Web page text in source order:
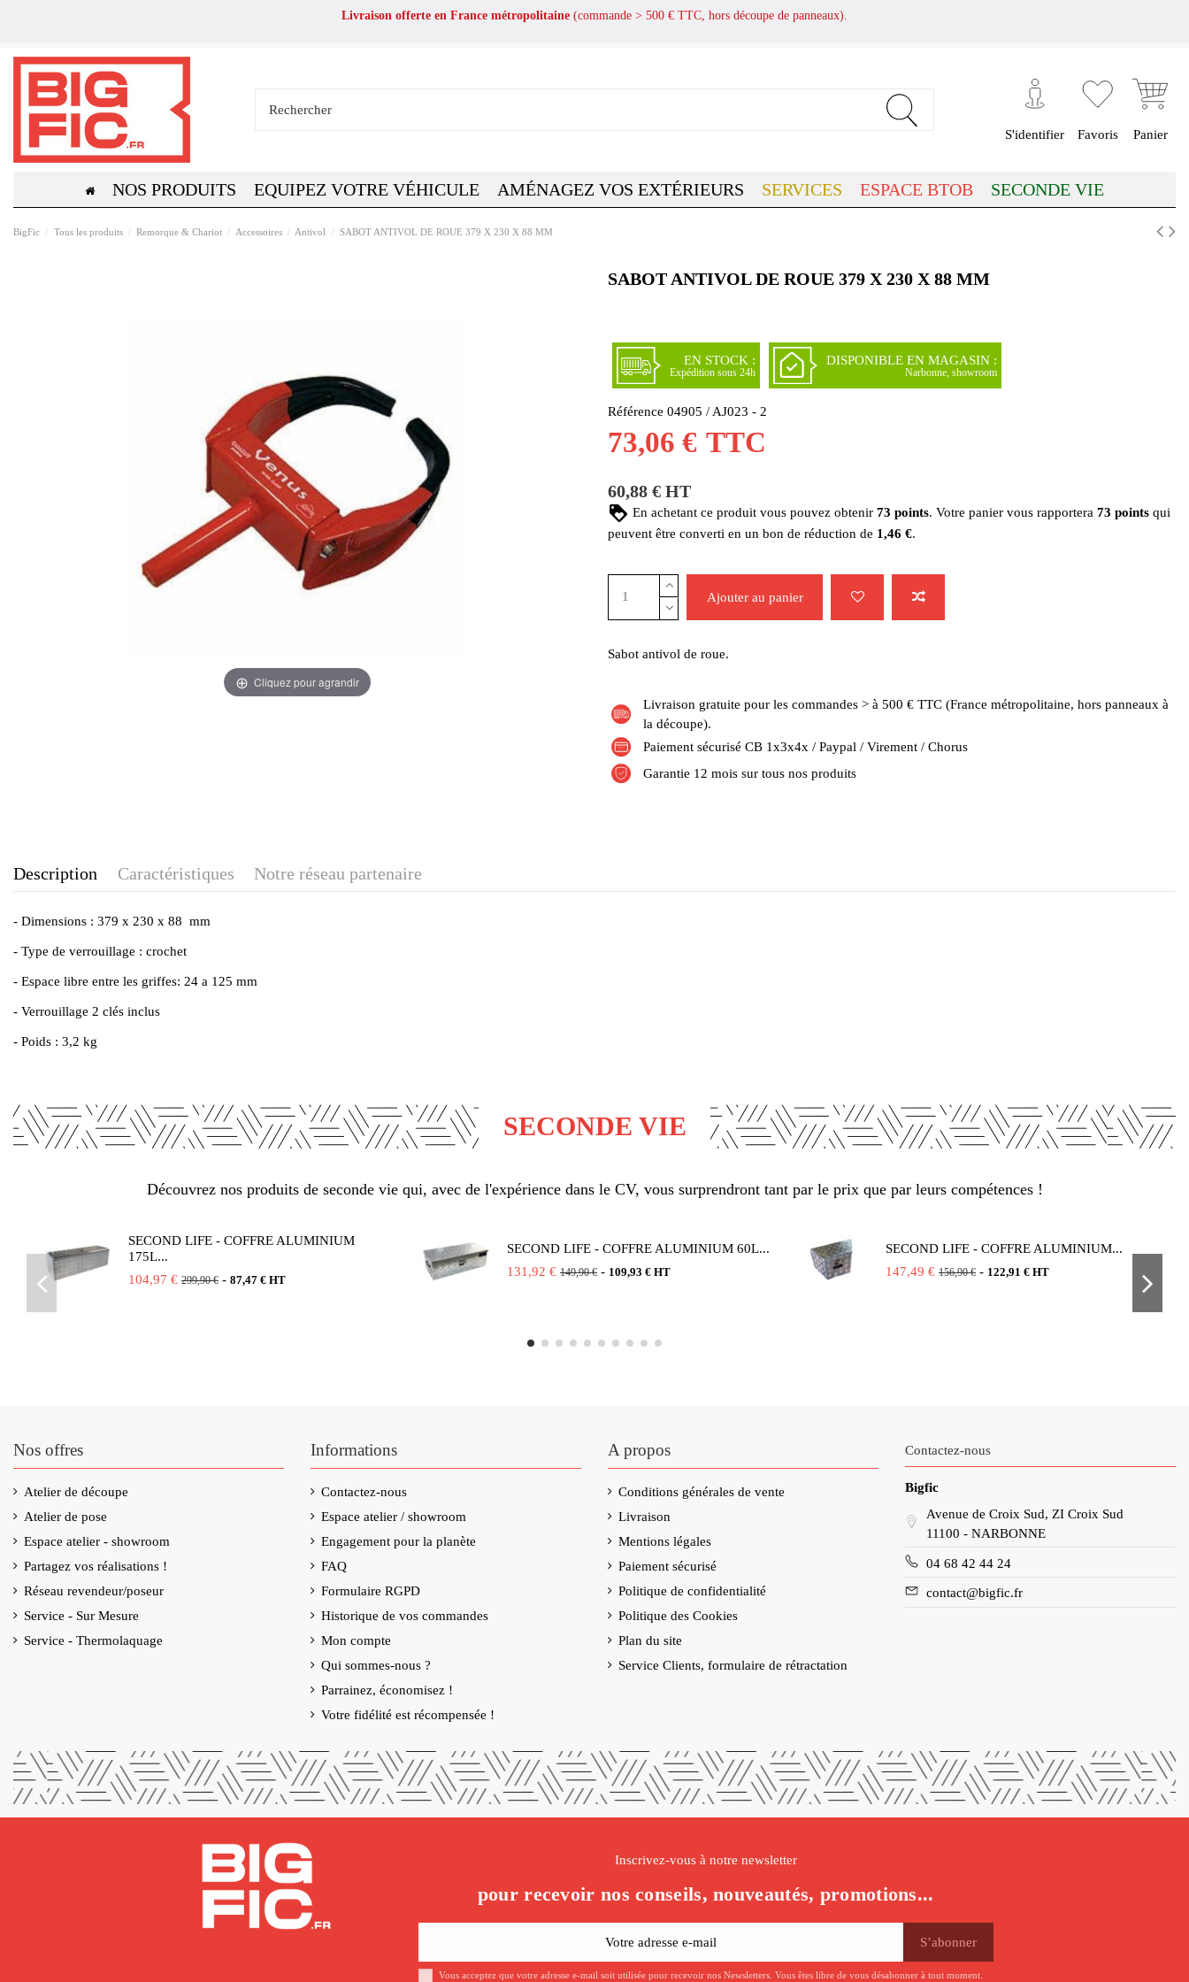
Livraison offerte en France métropolitaine (commande > 500 € TTC, hors découpe de panneaux).
S'identifier Favoris Panier
NOS PRODUITS EQUIPEZ VOTRE VÉHICULE AMÉNAGEZ VOS EXTÉRIEURS SERVICES ESPACE BTOB SECONDE VIE
BigFic Tous les produits Remorque & Chariot Accessoires Antivol SABOT ANTIVOL DE ROUE 379 X 230 X 88 MM
Cliquez pour agrandir
SABOT ANTIVOL DE ROUE 379 X 230 X 88 MM
EN STOCK :
Expédition sous 24h
DISPONIBLE EN MAGASIN :
Narbonne, showroom
Référence 04905 / AJ023 - 2
73,06 € TTC
60,88 € HT
En achetant ce produit vous pouvez obtenir 73 points. Votre panier vous rapportera 73 points qui
peuvent être converti en un bon de réduction de 1,46 €.
Ajouter au panier
Sabot antivol de roue.
Livraison gratuite pour les commandes > à 500 € TTC (France métropolitaine, hors panneaux à
la découpe).
Paiement sécurisé CB 1x3x4x / Paypal / Virement / Chorus
Garantie 12 mois sur tous nos produits
Description Caractéristiques Notre réseau partenaire
- Dimensions : 379 x 230 x 88 mm
- Type de verrouillage : crochet
- Espace libre entre les griffes: 24 a 125 mm
- Verrouillage 2 clés inclus
- Poids : 3,2 kg
SECONDE VIE
Découvrez nos produits de seconde vie qui, avec de l'expérience dans le CV, vous surprendront tant par le prix que par leurs compétences !
SECOND LIFE - COFFRE ALUMINIUM
175L...
104,97 € 299,90 € - 87,47 € HT
SECOND LIFE - COFFRE ALUMINIUM 60L...
131,92 € 149,90 € - 109,93 € HT
SECOND LIFE - COFFRE ALUMINIUM...
147,49 € 156,90 € - 122,91 € HT
Nos offres
Atelier de découpe
Atelier de pose
Espace atelier - showroom
Partagez vos réalisations !
Réseau revendeur/poseur
Service - Sur Mesure
Service - Thermolaquage
Informations
Contactez-nous
Espace atelier / showroom
Engagement pour la planète
FAQ
Formulaire RGPD
Historique de vos commandes
Mon compte
Qui sommes-nous ?
Parrainez, économisez !
Votre fidélité est récompensée !
A propos
Conditions générales de vente
Livraison
Mentions légales
Paiement sécurisé
Politique de confidentialité
Politique des Cookies
Plan du site
Service Clients, formulaire de rétractation
Contactez-nous
Bigfic
Avenue de Croix Sud, ZI Croix Sud
11100 - NARBONNE
04 68 42 44 24
contact@bigfic.fr
Inscrivez-vous à notre newsletter
pour recevoir nos conseils, nouveautés, promotions...
Vous acceptez que votre adresse e-mail soit utilisée pour recevoir nos Newsletters. Vous êtes libre de vous désabonner à tout moment.